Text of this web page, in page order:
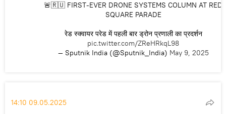
🚨🇷🇺 FIRST-EVER DRONE SYSTEMS COLUMN AT RED
SQUARE PARADE
रेड स्क्वायर परेड में पहली बार ड्रोन प्रणाली का प्रदर्शन
pic.twitter.com/ZReHRkqL98
— Sputnik India (@Sputnik_India) May 9, 2025
14:10 09.05.2025